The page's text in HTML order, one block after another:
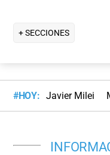
+ SECCIONES
#HOY: Javier Milei